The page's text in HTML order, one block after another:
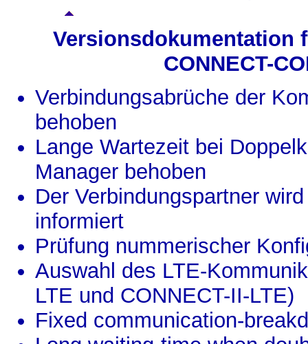
Versionsdokumentation
CONNECT-
Verbindungsabrüche der
behoben
Lange Wartezeit bei
Manager behoben
Der Verbindungspartner
informiert
Prüfung nummerischer
Auswahl des LTE-
LTE und CONNECT-II-LTE)
Fixed communication-